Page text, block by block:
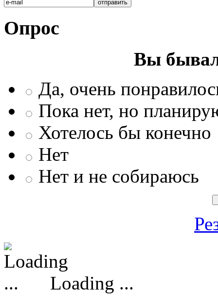
Опрос
Вы
Да, очень
Пока нет, но
Хотелось бы конечно
Нет
Нет и не собираюсь
Loading ...